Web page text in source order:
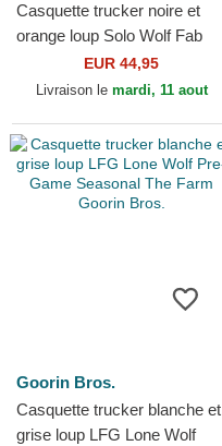
Casquette trucker noire et
orange loup Solo Wolf Fab
Farm Goorin Bros.
EUR 44,95
Livraison le mardi, 11 aout
Goorin Bros.
Casquette trucker blanche et
grise loup LFG Lone Wolf